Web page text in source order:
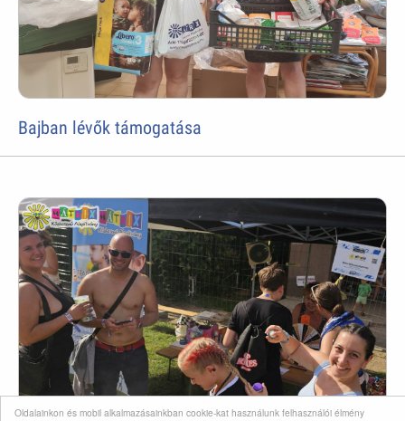
Oldalainkon és mobil alkalmazásainkban cookie-kat használunk felhasználói élmény
Bajban lévők támogatása